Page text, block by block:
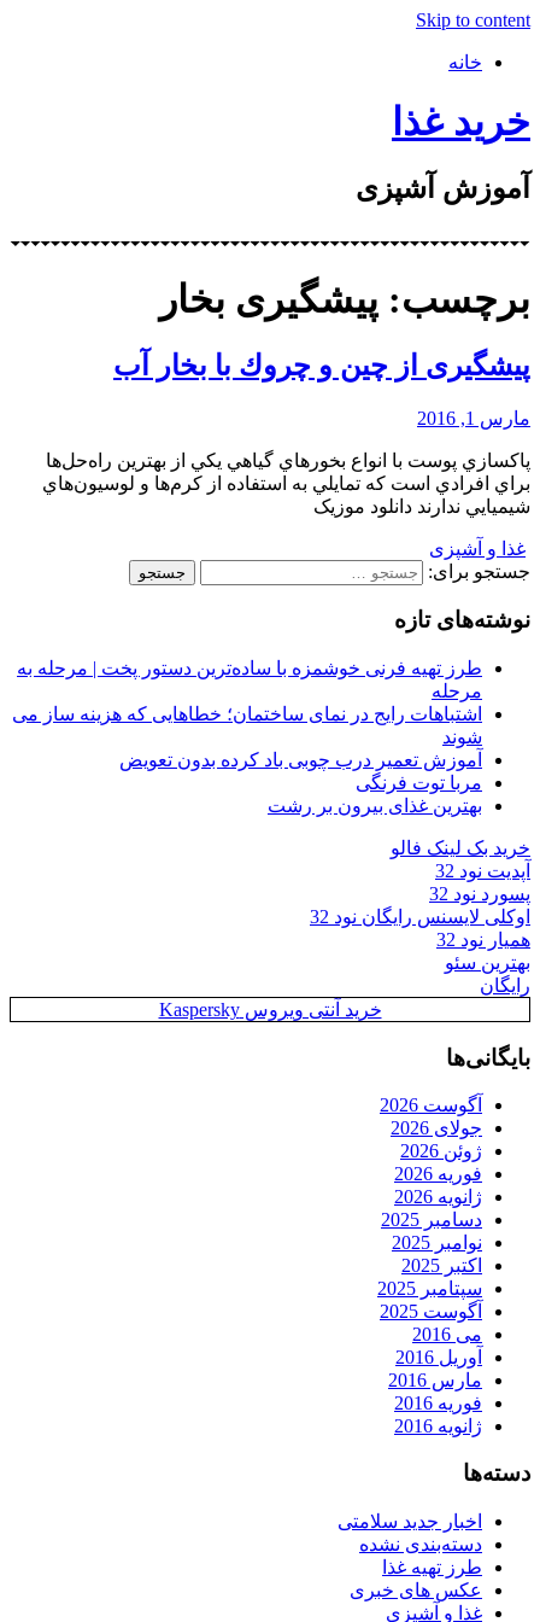
Skip to content
خانه
خرید غذا
آموزش آشپزی
برچسب: پيشگيری بخار
پيشگيری از چين و چروك با بخار آب
مارس 1, 2016
پاكسازي پوست با انواع بخورهاي گياهي يكي از بهترين راه‌حل‌ها
براي افرادي است كه تمايلي به استفاده از كرم‌ها و لوسيون‌هاي
شيميايي ندارند دانلود موزیک
غذا و آشپزی
جستجو برای:
نوشته‌های تازه
طرز تهیه فرنی خوشمزه با ساده‌ترین دستور پخت | مرحله به
مرحله
اشتباهات رایج در نمای ساختمان؛ خطاهایی که هزینه ساز می
شوند
آموزش تعمیر درب چوبی باد کرده بدون تعویض
مربا توت فرنگی
بهترین غذای بیرون بر رشت
خرید بک لینک فالو
آپدیت نود 32
پسورد نود 32
اوکلی لایسنس رایگان نود 32
همیار نود 32
بهترین سئو
رایگان
خرید آنتی ویروس Kaspersky
بایگانی‌ها
آگوست 2026
جولای 2026
ژوئن 2026
فوریه 2026
ژانویه 2026
دسامبر 2025
نوامبر 2025
اکتبر 2025
سپتامبر 2025
آگوست 2025
می 2016
آوریل 2016
مارس 2016
فوریه 2016
ژانویه 2016
دسته‌ها
اخبار جدید سلامتی
دسته‌بندی نشده
طرز تهیه غذا
عکس های خبری
غذا و آشپزی